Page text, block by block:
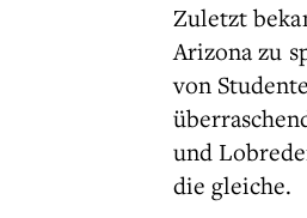
Zuletzt
Arizona zu
von
und
die gleiche.